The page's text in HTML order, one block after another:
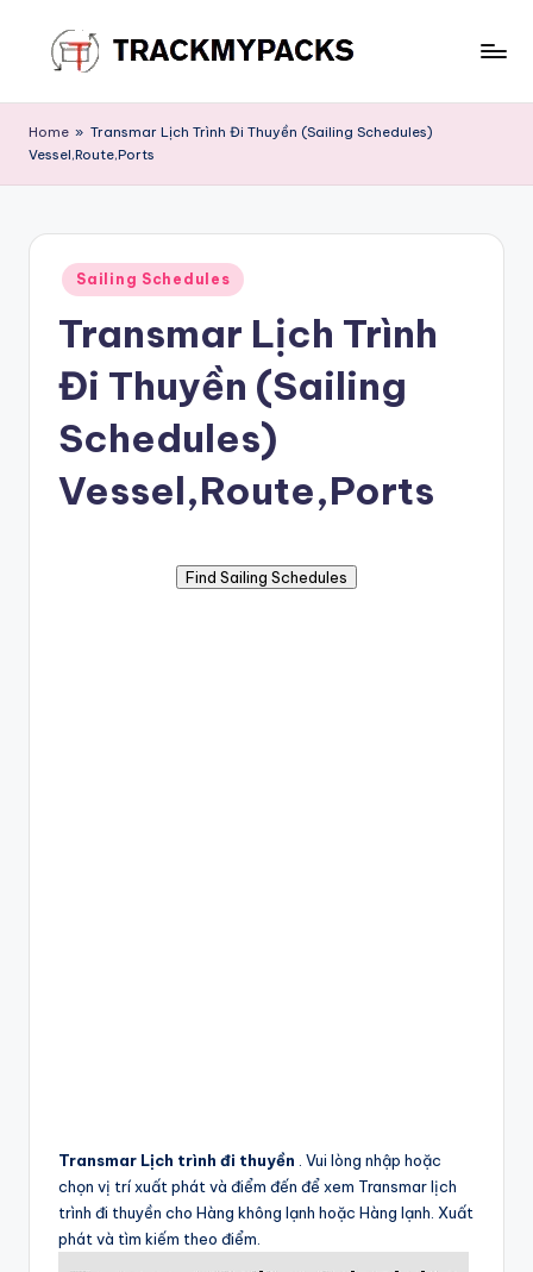
content
r
a
M
Home » Transmar Lịch Trình Đi Thuyền (Sailing Schedules)
Vessel,Route,Ports
Posted
in
Sailing Schedules
Transmar Lịch Trình
Đi Thuyền (Sailing
Schedules)
Vessel,Route,Ports
Transmar Lịch trình đi thuyền . Vui lòng nhập hoặc
chọn vị trí xuất phát và điểm đến để xem Transmar lịch
trình đi thuyền cho Hàng không lạnh hoặc Hàng lạnh. Xuất
phát và tìm kiếm theo điểm.